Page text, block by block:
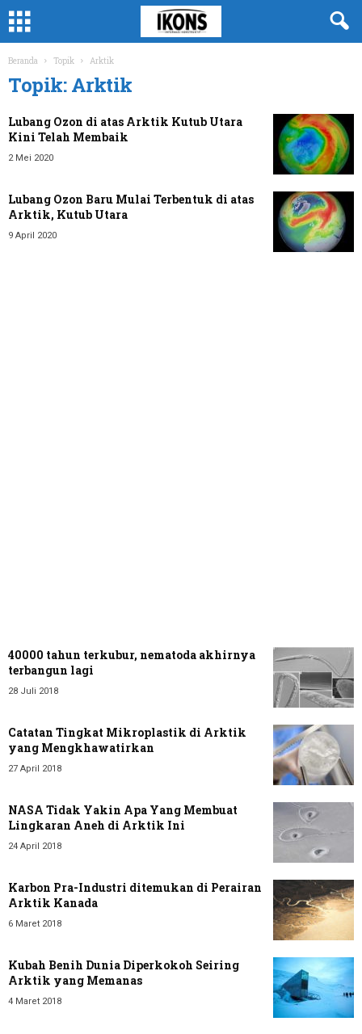
Beranda Topik Arktik
Topik: Arktik
Lubang Ozon di atas Arktik Kutub Utara
Kini Telah Membaik
2 Mei 2020
Lubang Ozon Baru Mulai Terbentuk di atas
Arktik, Kutub Utara
9 April 2020
40000 tahun terkubur, nematoda akhirnya
terbangun lagi
28 Juli 2018
Catatan Tingkat Mikroplastik di Arktik
yang Mengkhawatirkan
27 April 2018
NASA Tidak Yakin Apa Yang Membuat
Lingkaran Aneh di Arktik Ini
24 April 2018
Karbon Pra-Industri ditemukan di Perairan
Arktik Kanada
6 Maret 2018
Kubah Benih Dunia Diperkokoh Seiring
Arktik yang Memanas
4 Maret 2018